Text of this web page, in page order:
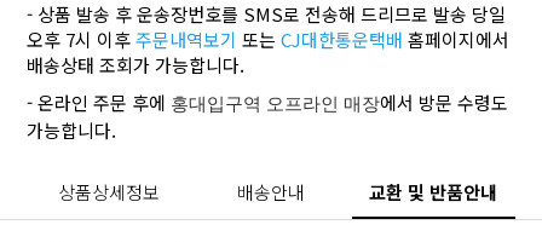
- 상품 발송 후 운송장번호를 SMS로 전송해 드리므로 발송 당일
오후 7시 이후주문내역보기 또는CJ대한통운택배 홈페이지에서
배송상태 조회가 가능합니다.
- 온라인 주문 후에 홍대입구역 오프라인 매장에서 방문 수령도
가능합니다.
상품상세정보 배송안내 교환 및 반품안내